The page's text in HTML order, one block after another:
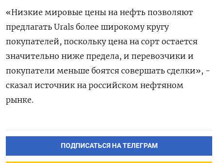
«Низкие мировые цены на нефть позволяют
предлагать Urals более широкому кругу
покупателей, поскольку цена на сорт остается
значительно ниже предела, и перевозчики и
покупатели меньше боятся совершать сделки», -
сказал источник на российском нефтяном
рынке.
ПОДПИСАТЬСЯ НА ТЕЛЕГРАМ